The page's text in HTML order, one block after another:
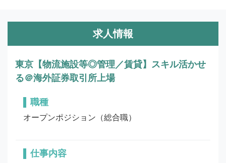
求人情報
東京【物流施設等◎管理／賃貸】スキル活かせ
る＠海外証券取引所上場
職種
オープンポジション（総合職）
仕事内容